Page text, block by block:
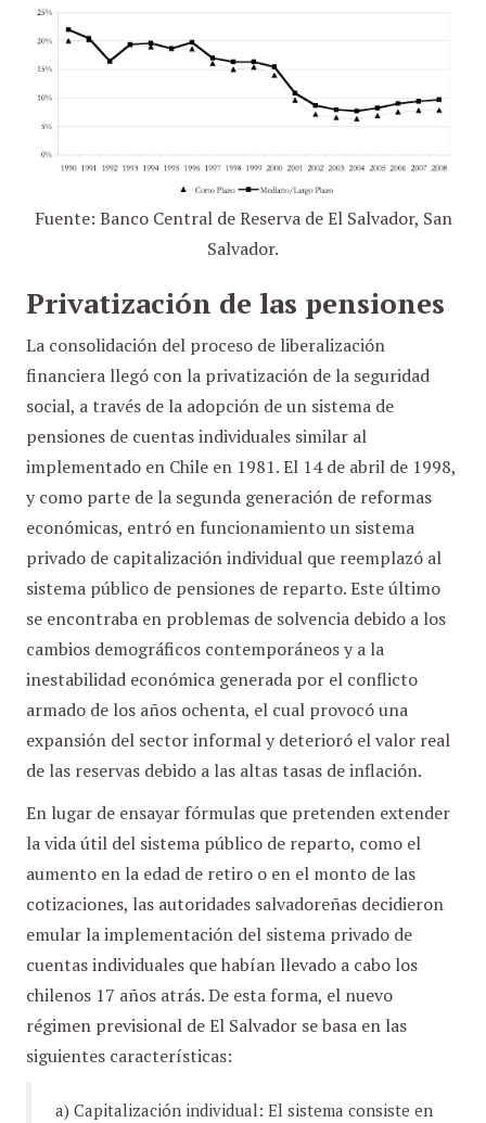
Fuente: Banco Central de Reserva de El Salvador, San
Salvador.
Privatización de las pensiones
La consolidación del proceso de liberalización
financiera llegó con la privatización de la seguridad
social, a través de la adopción de un sistema de
pensiones de cuentas individuales similar al
implementado en Chile en 1981. El 14 de abril de 1998,
y como parte de la segunda generación de reformas
económicas, entró en funcionamiento un sistema
privado de capitalización individual que reemplazó al
sistema público de pensiones de reparto. Este último
se encontraba en problemas de solvencia debido a los
cambios demográficos contemporáneos y a la
inestabilidad económica generada por el conflicto
armado de los años ochenta, el cual provocó una
expansión del sector informal y deterioró el valor real
de las reservas debido a las altas tasas de inflación.
En lugar de ensayar fórmulas que pretenden extender
la vida útil del sistema público de reparto, como el
aumento en la edad de retiro o en el monto de las
cotizaciones, las autoridades salvadoreñas decidieron
emular la implementación del sistema privado de
cuentas individuales que habían llevado a cabo los
chilenos 17 años atrás. De esta forma, el nuevo
régimen previsional de El Salvador se basa en las
siguientes características:
a) Capitalización individual: El sistema consiste en